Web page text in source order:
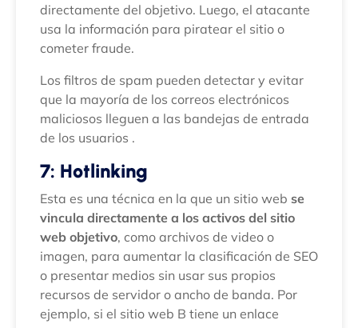
directamente del objetivo. Luego, el atacante
usa la información para piratear el sitio o
cometer fraude.
Los filtros de spam pueden detectar y evitar
que la mayoría de los correos electrónicos
maliciosos lleguen a las bandejas de entrada
de los usuarios .
7: Hotlinking
Esta es una técnica en la que un sitio web se
vincula directamente a los activos del sitio
web objetivo, como archivos de video o
imagen, para aumentar la clasificación de SEO
o presentar medios sin usar sus propios
recursos de servidor o ancho de banda. Por
ejemplo, si el sitio web B tiene un enlace